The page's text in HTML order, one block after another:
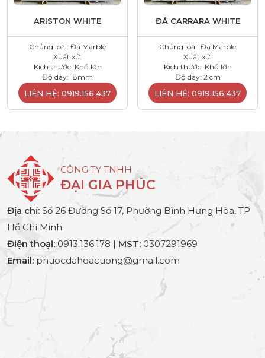
ARISTON WHITE
Chủng loại: Đá Marble
Xuất xứ:
Kích thước: Khổ lớn
Độ dày: 18mm
LIÊN HỆ: 0919.156.437
ĐÁ CARRARA WHITE
Chủng loại: Đá Marble
Xuất xứ:
Kích thước: Khổ lớn
Độ dày: 2 cm
LIÊN HỆ: 0919.156.437
CÔNG TY TNHH
ĐẠI GIA PHÚC
Địa chỉ: Số 26 Đường Số 17, Phường Bình Hưng Hòa, TP
Hồ Chí Minh.
Điện thoại: 0913.136.178 | MST: 0307291969
Email: phuocdahoacuong@gmail.com